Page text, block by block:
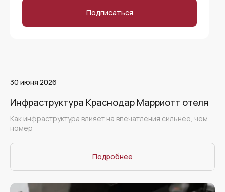
Подписаться
30 июня 2026
Инфраструктура Краснодар Марриотт отеля
Как инфраструктура влияет на впечатления сильнее, чем
номер
Подробнее